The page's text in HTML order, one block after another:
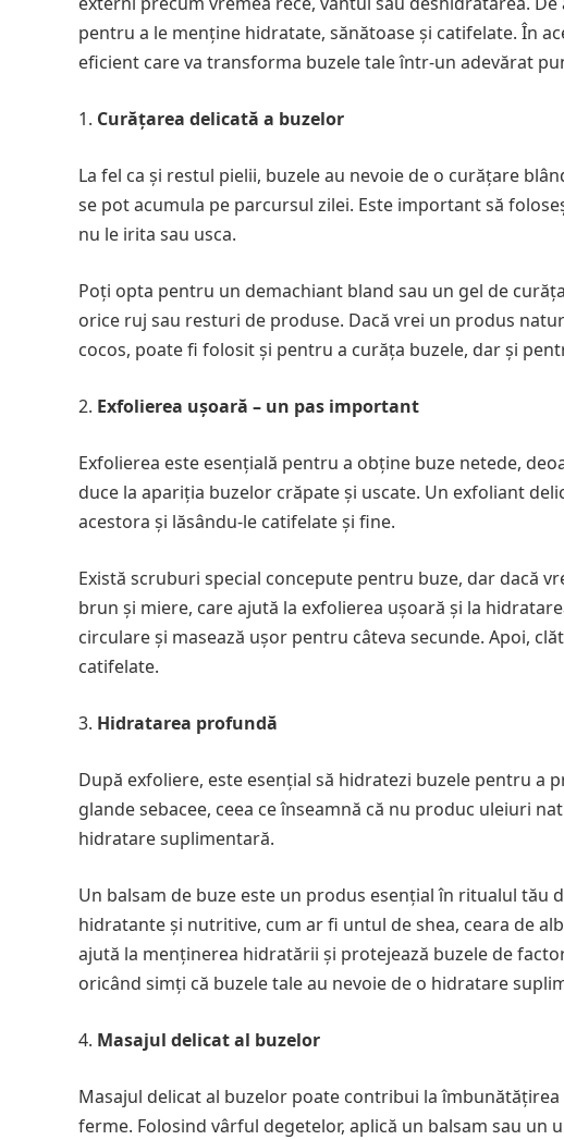
pentru a le menține hidratate, sănătoase și catifelate. În
eficient care va transforma buzele tale într-un adevărat
Curățarea delicată a buzelor
La fel ca și restul pielii, buzele au nevoie de o curățare
se pot acumula pe parcursul zilei. Este important să
nu le irita sau usca.
Poți opta pentru un demachiant bland sau un gel de
orice ruj sau resturi de produse. Dacă vrei un produs
cocos, poate fi folosit și pentru a curăța buzele, dar și
Exfolierea ușoară – un pas important
Exfolierea este esențială pentru a obține buze netede,
duce la apariția buzelor crăpate și uscate. Un exfoliant
acestora și lăsându-le catifelate și fine.
Există scruburi special concepute pentru buze, dar dacă
brun și miere, care ajută la exfolierea ușoară și la
circulare și masează ușor pentru câteva secunde. Apoi,
catifelate.
Hidratarea profundă
După exfoliere, este esențial să hidratezi buzele pentru a
glande sebacee, ceea ce înseamnă că nu produc uleiuri
hidratare suplimentară.
Un balsam de buze este un produs esențial în ritualul
hidratante și nutritive, cum ar fi untul de shea, ceara de
ajută la menținerea hidratării și protejează buzele de
oricând simți că buzele tale au nevoie de o hidratare
Masajul delicat al buzelor
Masajul delicat al buzelor poate contribui la
ferme. Folosind vârful degetelor, aplică un balsam sau un